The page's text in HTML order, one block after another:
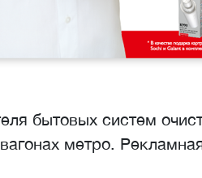
бытовых систем
метро.